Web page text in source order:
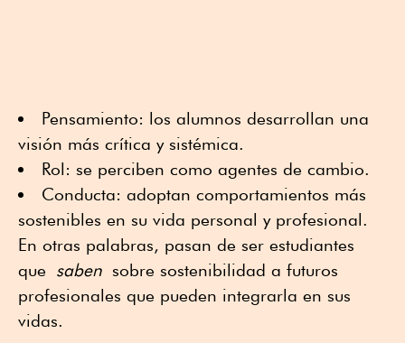
Pensamiento: los alumnos desarrollan una
visión más crítica y sistémica.
Rol: se perciben como agentes de cambio.
Conducta: adoptan comportamientos más
sostenibles en su vida personal y profesional.
En otras palabras, pasan de ser estudiantes
que saben sobre sostenibilidad a futuros
profesionales que pueden integrarla en sus
vidas.